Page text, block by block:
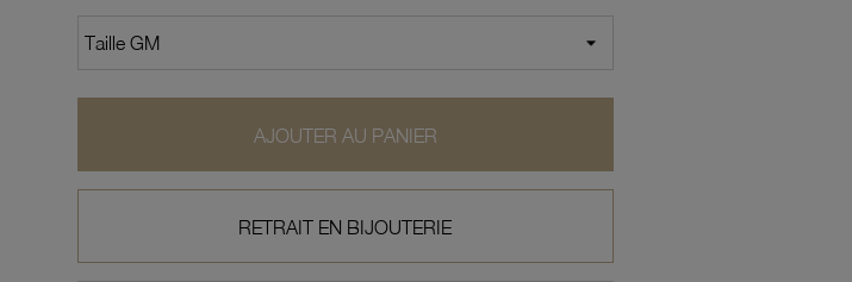
AJOUTER AU PANIER
RETRAIT EN BIJOUTERIE